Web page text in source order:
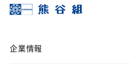
企業情報